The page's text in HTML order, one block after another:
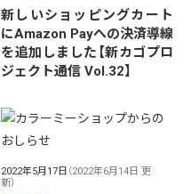
新しいショッピングカート
にAmazon Payへの決済導線
を追加しました【新カゴプロ
ジェクト通信 Vol.32】
2022年5月17日 （2022年6月14日 更
新）